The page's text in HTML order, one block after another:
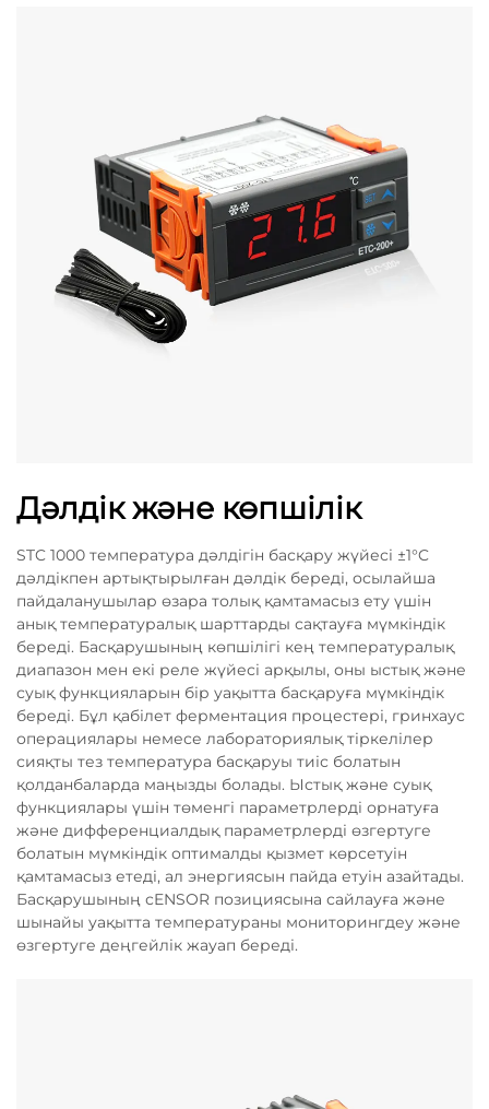
Дәлдік және көпшілік
STC 1000 температура дәлдігін басқару жүйесі ±1°C
дәлдікпен артықтырылған дәлдік береді, осылайша
пайдаланушылар өзара толық қамтамасыз ету үшін
анық температуралық шарттарды сақтауға мүмкіндік
береді. Басқарушының көпшілігі кең температуралық
диапазон мен екі реле жүйесі арқылы, оны ыстық және
суық функцияларын бір уақытта басқаруға мүмкіндік
береді. Бұл қабілет ферментация процестері, гринхаус
операциялары немесе лабораториялық тіркелілер
сияқты тез температура басқаруы тиіс болатын
қолданбаларда маңызды болады. Ыстық және суық
функциялары үшін төменгі параметрлерді орнатуға
және дифференциалдық параметрлерді өзгертуге
болатын мүмкіндік оптималды қызмет көрсетуін
қамтамасыз етеді, ал энергиясын пайда етуін азайтады.
Басқарушының сENSOR позициясына сайлауға және
шынайы уақытта температураны мониторингдеу және
өзгертуге деңгейлік жауап береді.